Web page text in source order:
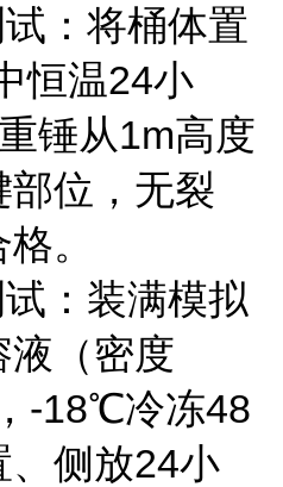
：将桶体置
恒温24小
锤从1m高度
部位，无裂
。
：装满模拟
液（密度
-18℃冷冻48
、侧放24小